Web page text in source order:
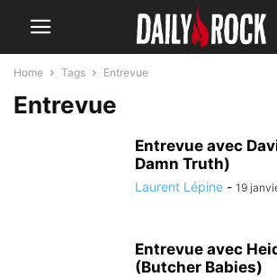
Home Tags Entrevue
Entrevue
Entrevue avec
Damn Truth)
Laurent Lépine - 19
Entrevue avec
(Butcher Babies)